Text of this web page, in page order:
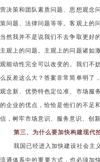
营决策和团队素质问题、思想观念
策问题、法律问题等等。客观上的
当然我并不是说我们不去争取更好
主观上的问题。主观上的问题诸如
观能动性完全可以改变的。我们不
么反差这么大？答案非常简单明了
观念新、优势特色定位准、市场服
的企业的优点，恰恰是他们的不足
信，树牢市场意识、服务意识、创
第三、为什么要加快构建现代
我国已经进入加快建设社会主
流通体系中的重要方式，也必须加